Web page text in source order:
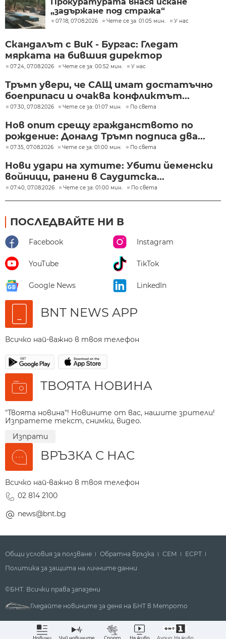
„задържане под стража“
07:18, 07.08.2026 Чете се за: 01:05 мин. У нас
Скандалът с ВиК - Бургас: Гледат
мярката на бившия директор
07:24, 07.08.2026 Чете се за: 00:52 мин. У нас
Тръмп увери, че САЩ имат достатъчно
боеприпаси и очаква конфликтът...
07:30, 07.08.2026 Чете се за: 01:07 мин. По света
Нов опит срещу гражданството по
рождение: Доналд Тръмп подписа два...
07:35, 07.08.2026 Чете се за: 01:00 мин. По света
Нови удари на хутите: Убити йеменски
войници, ранени в Саудитска...
07:40, 07.08.2026 Чете се за: 01:00 мин. По света
ПОСЛЕДВАЙТЕ НИ В
Facebook Instagram
YouTube TikTok
Google News LinkedIn
BNT NEWS APP
Всичко най-важно в твоя телефон
ТВОЯТА НОВИНА
"Твоята новина"! Новините от вас, нашите зрители!
Изпратете текст, снимки, видео.
Изпрати
ВРЪЗКА С НАС
Всичко най-важно в твоя телефон
02 814 2100
news@bnt.bg
Новини Чуй новините Спорт На живо Аудио: На живо
Общи условия за ползване Обратна връзка СЕМ
ECPT
Политика за защита на личните данни
©БНТ. Всички права запазени
Гледайте новините за деня на БНТ в Метрото